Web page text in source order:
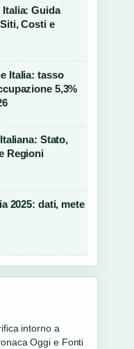
Italia: Guida
Costi e
Italia: tasso
5,3%
Stato,
Regioni
2025: dati, mete
Casa Italia
a.... E la sintesi